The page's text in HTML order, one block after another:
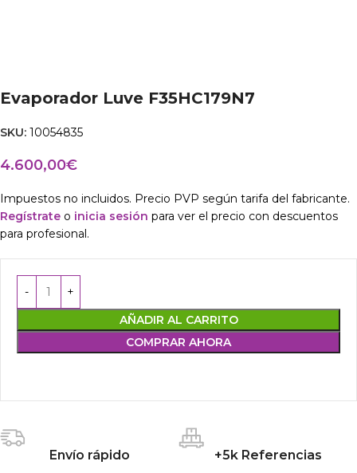
Evaporador Luve F35HC179N7
SKU: 10054835
4.600,00€
Impuestos no incluidos. Precio PVP según tarifa del fabricante.
Regístrate o inicia sesión para ver el precio con descuentos
para profesional.
AÑADIR AL CARRITO
COMPRAR AHORA
Envío rápido +5k Referencias